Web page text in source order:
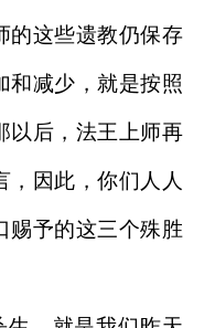
的这些遗教仍保存
和减少，就是按照
以后，法王上师再
，因此，你们人人
赐予的这三个殊胜